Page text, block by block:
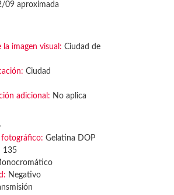
09 aproximada
la imagen visual: Ciudad de
Ciudad
adicional: No aplica
fotográfico: Gelatina DOP
135
Negativo